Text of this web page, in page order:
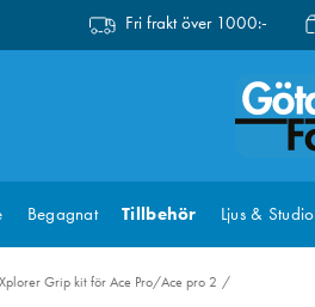
Fri frakt över 1000:-
Begagnat Tillbehör Ljus & Studio
Grip kit för Ace Pro/Ace pro 2